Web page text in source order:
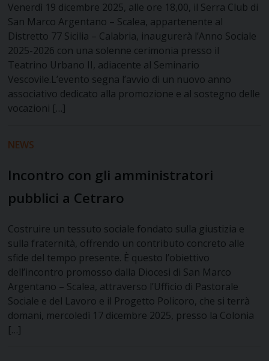
Venerdì 19 dicembre 2025, alle ore 18,00, il Serra Club di
San Marco Argentano – Scalea, appartenente al
Distretto 77 Sicilia – Calabria, inaugurerà l’Anno Sociale
2025-2026 con una solenne cerimonia presso il
Teatrino Urbano II, adiacente al Seminario
Vescovile.L’evento segna l’avvio di un nuovo anno
associativo dedicato alla promozione e al sostegno delle
vocazioni […]
NEWS
Incontro con gli amministratori
pubblici a Cetraro
Costruire un tessuto sociale fondato sulla giustizia e
sulla fraternità, offrendo un contributo concreto alle
sfide del tempo presente. È questo l’obiettivo
dell’incontro promosso dalla Diocesi di San Marco
Argentano – Scalea, attraverso l’Ufficio di Pastorale
Sociale e del Lavoro e il Progetto Policoro, che si terrà
domani, mercoledì 17 dicembre 2025, presso la Colonia
[…]